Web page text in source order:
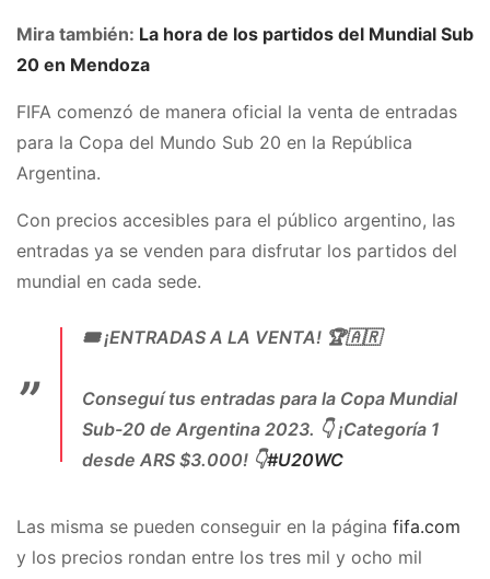
Mira también: La hora de los partidos del Mundial Sub
20 en Mendoza
FIFA comenzó de manera oficial la venta de entradas
para la Copa del Mundo Sub 20 en la República
Argentina.
Con precios accesibles para el público argentino, las
entradas ya se venden para disfrutar los partidos del
mundial en cada sede.
🎟 ¡ENTRADAS A LA VENTA! 🏆🇦🇷
Conseguí tus entradas para la Copa Mundial
Sub-20 de Argentina 2023. 👇 ¡Categoría 1
desde ARS $3.000! 👇#U20WC
May 13, 2023
Las misma se pueden conseguir en la página fifa.com
y los precios rondan entre los tres mil y ocho mil